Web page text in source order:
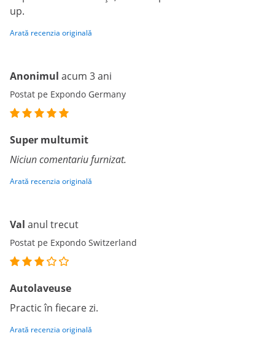
up.
Arată recenzia originală
Anonimul acum 3 ani
Postat pe Expondo Germany
Super multumit
Niciun comentariu furnizat.
Arată recenzia originală
Val anul trecut
Postat pe Expondo Switzerland
Autolaveuse
Practic în fiecare zi.
Arată recenzia originală